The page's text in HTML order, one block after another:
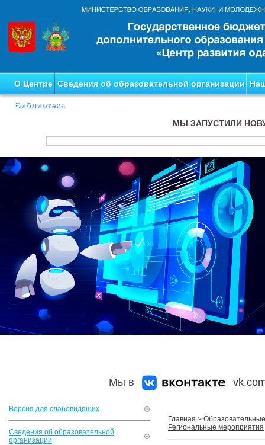
О Центре Сведения об образовательной организации
Библиотека
МЫ ЗАПУСТИЛИ
Мы в
Версия для слабовидящих
Сведения об образовательной
организации
Главная >
Региональные мероприятия